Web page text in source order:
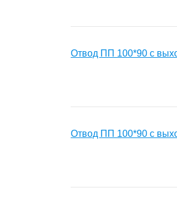
Отвод ПП 100*90 с
Отвод ПП 100*90 с